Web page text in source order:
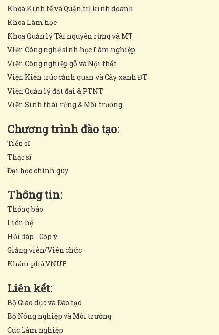
Khoa Kinh tế và Quản trị kinh doanh
Khoa Lâm học
Khoa Quản lý Tài nguyên rừng và MT
Viện Công nghệ sinh học Lâm nghiệp
Viện Công nghiệp gỗ và Nội thất
Viện Kiến trúc cảnh quan và Cây xanh ĐT
Viện Quản lý đất đai & PTNT
Viện Sinh thái rừng & Môi trường
Chương trình đào tạo:
Tiến sĩ
Thạc sĩ
Đại học chính quy
Thông tin:
Thông báo
Liên hệ
Hỏi đáp - Góp ý
Giảng viên/Viên chức
Khám phá VNUF
Liên kết:
Bộ Giáo dục và Đào tạo
Bộ Nông nghiệp và Môi trường
Cục Lâm nghiệp